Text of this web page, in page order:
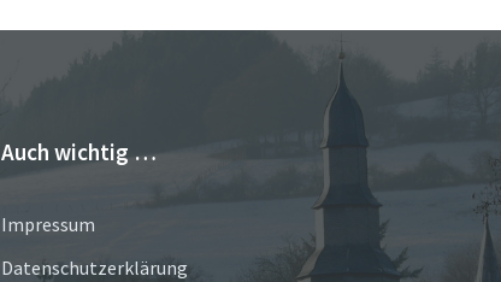
Auch wichtig …
Impressum
Datenschutzerklärung